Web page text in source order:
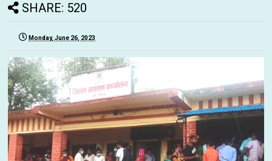
SHARE: 520
Monday, June 26, 2023